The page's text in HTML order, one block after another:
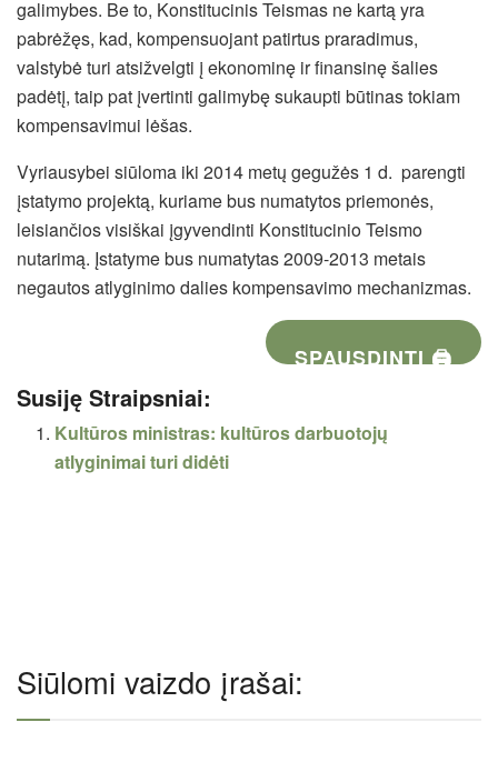
galimybes. Be to, Konstitucinis Teismas ne kartą yra
pabrėžęs, kad, kompensuojant patirtus praradimus,
valstybė turi atsižvelgti į ekonominę ir finansinę šalies
padėtį, taip pat įvertinti galimybę sukaupti būtinas tokiam
kompensavimui lėšas.
Vyriausybei siūloma iki 2014 metų gegužės 1 d. parengti
įstatymo projektą, kuriame bus numatytos priemonės,
leisiančios visiškai įgyvendinti Konstitucinio Teismo
nutarimą. Įstatyme bus numatytas 2009-2013 metais
negautos atlyginimo dalies kompensavimo mechanizmas.
SPAUSDINTI 🖨
Susiję Straipsniai:
Kultūros ministras: kultūros darbuotojų
atlyginimai turi didėti
Siūlomi vaizdo įrašai: